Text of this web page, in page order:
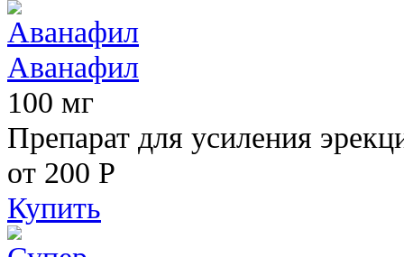
Аванафил
100 мг
Препарат для усиления
от 200 Р
Купить